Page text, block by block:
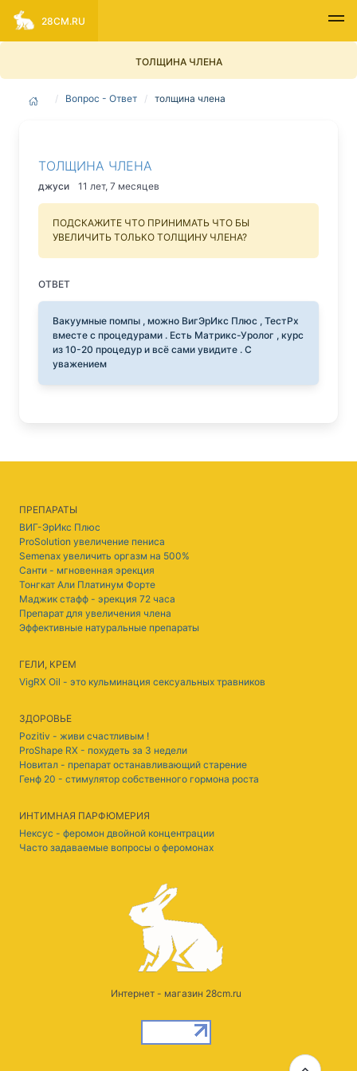
ТОЛЩИНА ЧЛЕНА
28CM.RU
Вопрос - Ответ толщина члена
ТОЛЩИНА ЧЛЕНА
джуси 11 лет, 7 месяцев
ПОДСКАЖИТЕ ЧТО ПРИНИМАТЬ ЧТО БЫ
УВЕЛИЧИТЬ ТОЛЬКО ТОЛЩИНУ ЧЛЕНА?
ОТВЕТ
Вакуумные помпы , можно ВигЭрИкс Плюс , ТестРх
вместе с процедурами . Есть Матрикс-Уролог , курс
из 10-20 процедур и всё сами увидите . С
уважением
ПРЕПАРАТЫ
ВИГ-ЭрИкс Плюс
ProSolution увеличение пениса
Semenax увеличить оргазм на 500%
Санти - мгновенная эрекция
Тонгкат Али Платинум Форте
Маджик стафф - эрекция 72 часа
Препарат для увеличения члена
Эффективные натуральные препараты
ГЕЛИ, КРЕМ
VigRX Oil - это кульминация сексуальных травников
ЗДОРОВЬЕ
Pozitiv - живи счастливым !
ProShape RX - похудеть за 3 недели
Новитал - препарат останавливающий старение
Генф 20 - стимулятор собственного гормона роста
ИНТИМНАЯ ПАРФЮМЕРИЯ
Нексус - феромон двойной концентрации
Часто задаваемые вопросы о феромонах
Интернет - магазин 28cm.ru